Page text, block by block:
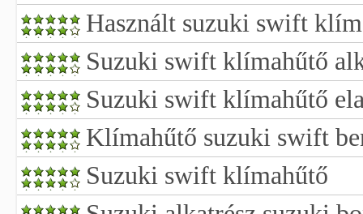
Használt suzuki swift
Suzuki swift klímahűtő
Suzuki swift klímahűtő
Klímahűtő suzuki swift
Suzuki swift klímahűtő